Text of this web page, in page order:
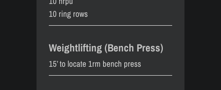
10 ring rows
Weightlifting (Bench Press)
15’ to locate 1rm bench press